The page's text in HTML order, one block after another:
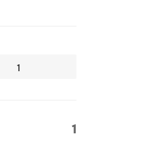
1